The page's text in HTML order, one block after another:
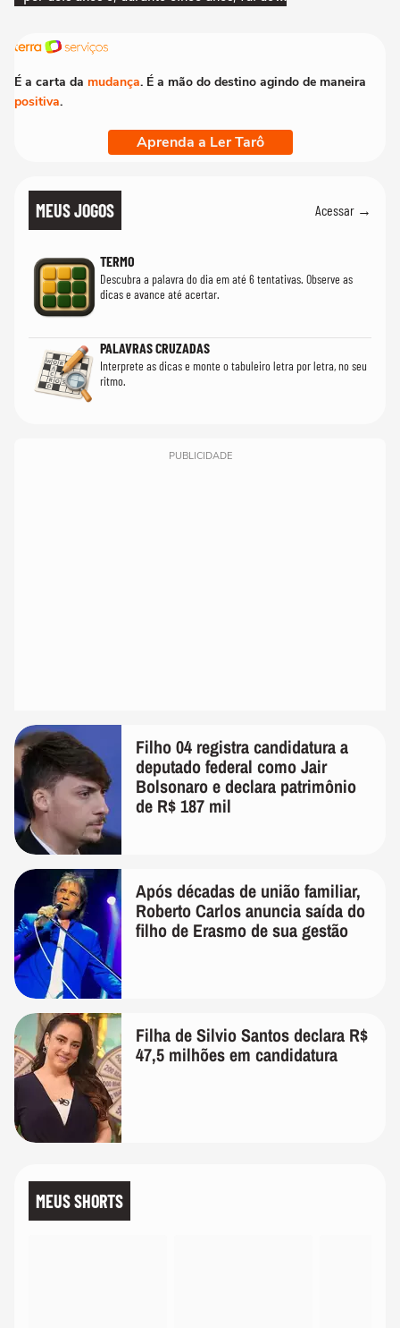
É a carta da mudança. É a mão do destino agindo de maneira
positiva.
Aprenda a Ler Tarô
MEUS JOGOS Acessar →
TERMO
Descubra a palavra do dia em até 6 tentativas. Observe as
dicas e avance até acertar.
PALAVRAS CRUZADAS
Interprete as dicas e monte o tabuleiro letra por letra, no seu
ritmo.
PUBLICIDADE
Filho 04 registra candidatura a
deputado federal como Jair
Bolsonaro e declara patrimônio
de R$ 187 mil
Após décadas de união familiar,
Roberto Carlos anuncia saída do
filho de Erasmo de sua gestão
Filha de Silvio Santos declara R$
47,5 milhões em candidatura
MEUS SHORTS